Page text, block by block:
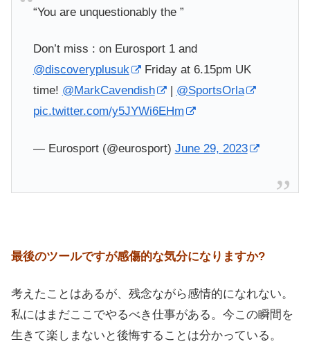
“You are unquestionably the ”
Don’t miss : on Eurosport 1 and
@discoveryplusuk
Friday at 6.15pm UK
time! @MarkCavendish | @SportsOrla
pic.twitter.com/y5JYWi6EHm
— Eurosport (@eurosport) June 29, 2023
最後のツールですが感傷的な気分になりますか?
考えたことはあるが、残念ながら感情的になれない。
私にはまだここでやるべき仕事がある。今この瞬間を
生きて楽しまないと後悔することは分かっている。